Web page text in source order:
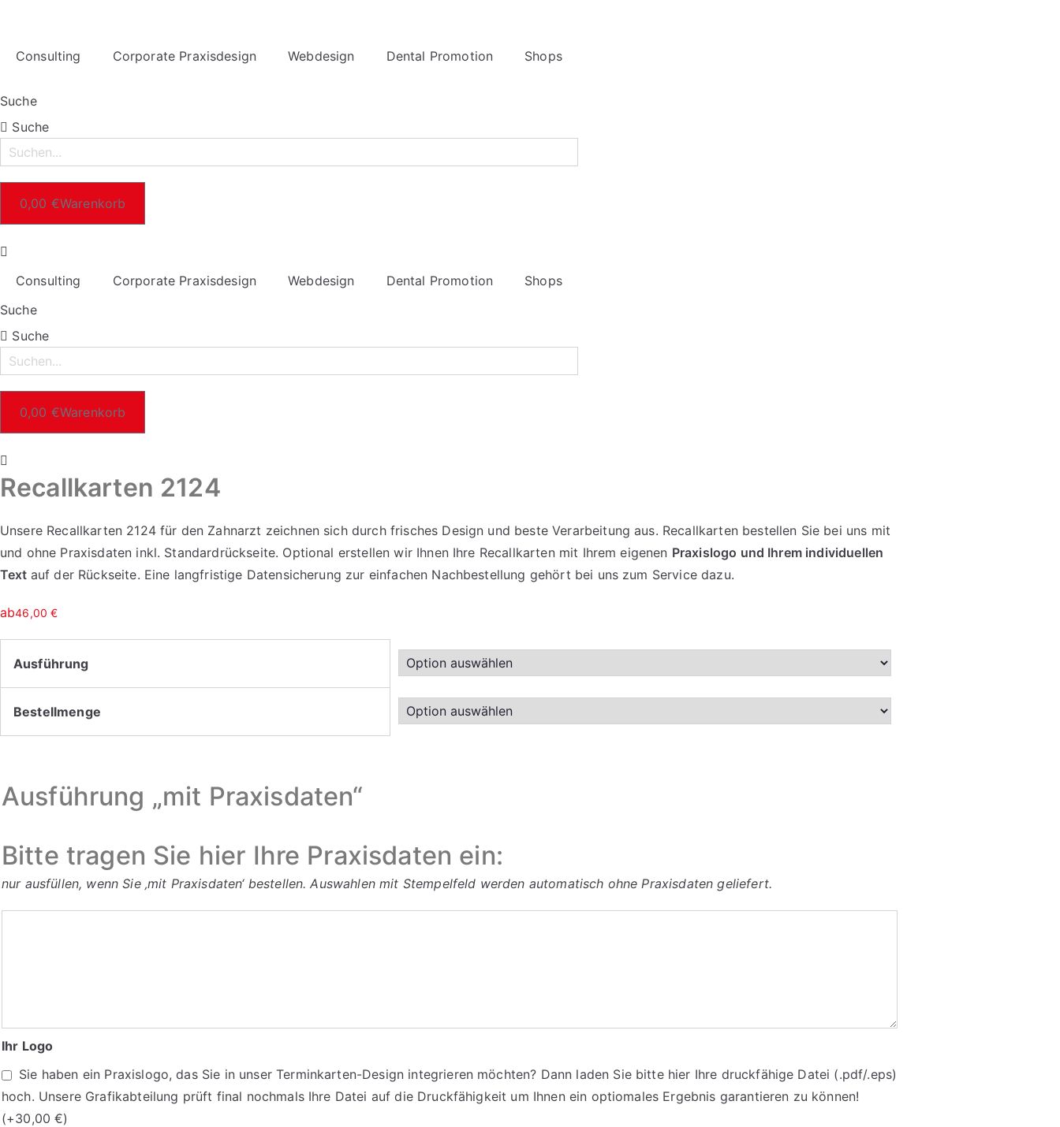
Consulting Corporate Praxisdesign Webdesign Dental Promotion Shops
Suche
Suche
0,00 €Warenkorb
Consulting Corporate Praxisdesign Webdesign Dental Promotion
Shops
Suche
Suche
0,00 €Warenkorb
Recallkarten 2124
Unsere Recallkarten 2124 für den Zahnarzt zeichnen sich durch frisches Design und beste Verarbeitung aus. Recallkarten bestellen Sie bei uns mit
und ohne Praxisdaten inkl. Standardrückseite. Optional erstellen wir Ihnen Ihre Recallkarten mit Ihrem eigenen Praxislogo und Ihrem individuellen
Text auf der Rückseite. Eine langfristige Datensicherung zur einfachen Nachbestellung gehört bei uns zum Service dazu.
ab46,00€
Ausführung
Bestellmenge
Ausführung „mit Praxisdaten“
Bitte tragen Sie hier Ihre Praxisdaten ein:
nur ausfüllen, wenn Sie ‚mit Praxisdaten‘ bestellen. Auswahlen mit Stempelfeld werden automatisch ohne Praxisdaten geliefert.
Praxisdaten
ein:
Ihr Logo
Sie haben ein Praxislogo, das Sie in unser Terminkarten-Design integrieren möchten? Dann laden Sie bitte hier Ihre druckfähige Datei (.pdf/.eps)
hoch. Unsere Grafikabteilung prüft final nochmals Ihre Datei auf die Druckfähigkeit um Ihnen ein optiomales Ergebnis garantieren zu können!
(+30,00€)